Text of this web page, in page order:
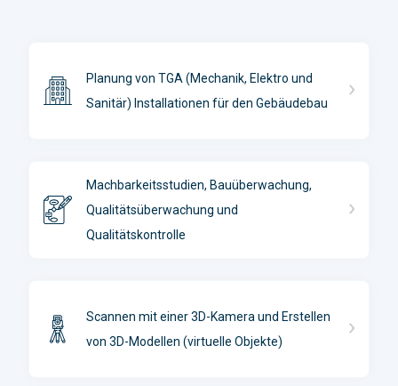
Planung von TGA (Mechanik, Elektro und
Sanitär) Installationen für den Gebäudebau
Machbarkeitsstudien, Bauüberwachung,
Qualitätsüberwachung und
Qualitätskontrolle
Scannen mit einer 3D-Kamera und Erstellen
von 3D-Modellen (virtuelle Objekte)